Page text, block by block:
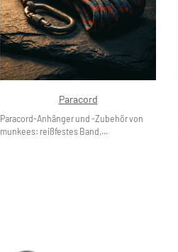
Paracord
Paracord-Anhänger und -Zubehör von
munkees: reißfestes Band,...